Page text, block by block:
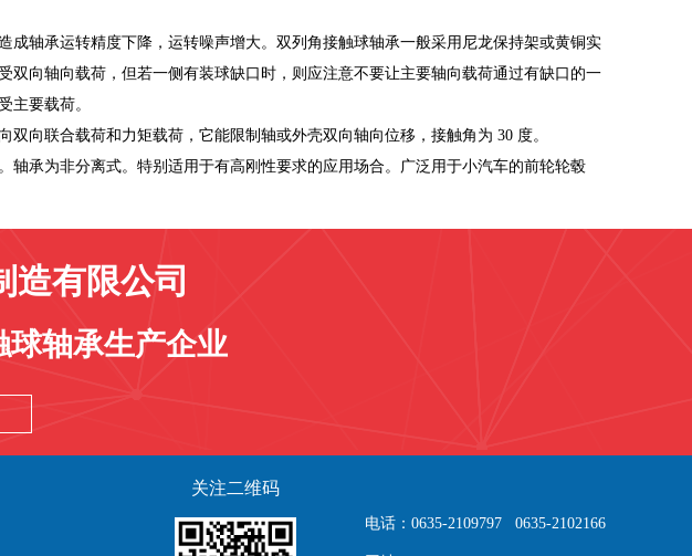
成轴承运转精度下降，运转噪声增大。双列角接触球轴承一般采用尼龙保持架或黄铜实
双向轴向载荷，但若一侧有装球缺口时，则应注意不要让主要轴向载荷通过有缺口的一
主要载荷。
向联合载荷和力矩载荷，它能限制轴或外壳双向轴向位移，接触角为 30 度。
轴承为非分离式。特别适用于有高刚性要求的应用场合。广泛用于小汽车的前轮轮毂
造有限公司
轴承生产企业
关注二维码
电话：0635-2109797 0635-2102166